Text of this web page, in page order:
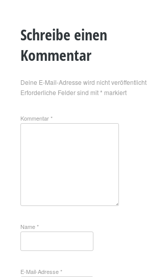
Schreibe einen
Kommentar
Deine E-Mail-Adresse wird nicht veröffentlicht.
Erforderliche Felder sind mit* markiert
Kommentar*
Name*
E-Mail-Adresse*